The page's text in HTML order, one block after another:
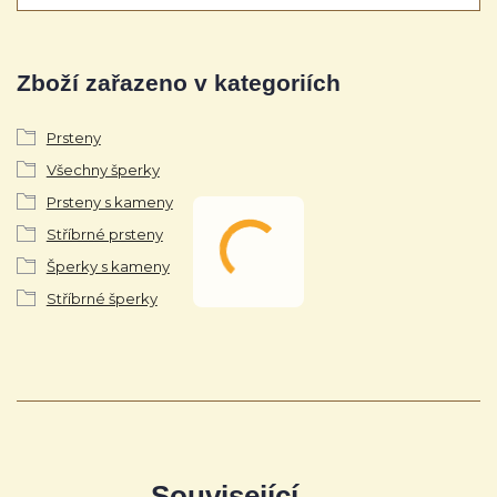
Zboží zařazeno v kategoriích
Prsteny
Všechny šperky
Prsteny s kameny
Stříbrné prsteny
Šperky s kameny
Stříbrné šperky